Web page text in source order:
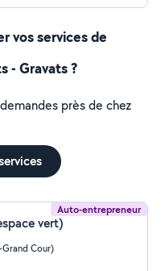
vos services de
- Gravats ?
près de chez
Auto-entrepreneur
vert)
Grand Cour)